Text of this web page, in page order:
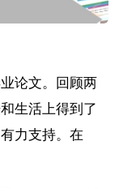
论文。回顾两
生活上得到了
力支持。在